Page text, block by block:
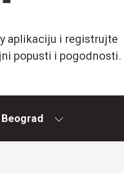
aplikaciju i registrujte
popusti i pogodnosti.